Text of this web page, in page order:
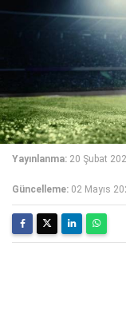
Yayınlanma: 20 Şubat
Güncelleme: 02 Mayıs